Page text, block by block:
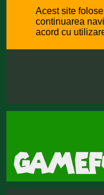
Acest site
continuarea
acord cu